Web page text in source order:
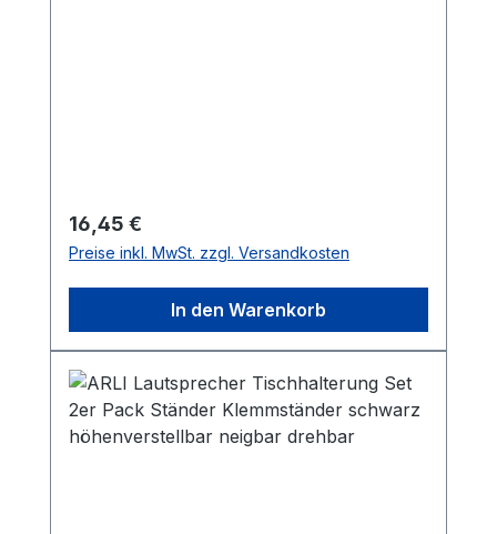
Regulärer Preis:
16,45 €
Preise inkl. MwSt. zzgl. Versandkosten
In den Warenkorb